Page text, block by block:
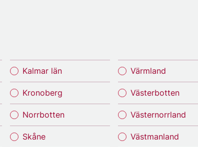
Kalmar län
Kronoberg
Norrbotten
Skåne
Värmland
Västerbotten
Västernorrland
Västmanland